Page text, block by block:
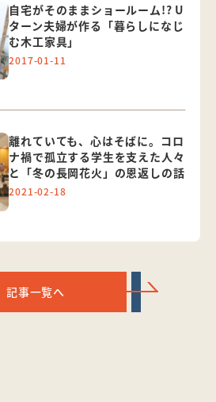
自宅がそのままショールーム!? U
ターン夫婦が作る「暮らしになじ
む木工家具」
2017-01-11
離れていても、心はそばに。コロ
ナ禍で孤立する学生を支えた人々
と「冬の長岡花火」の恩返しの話
2021-02-18
記事一覧へ